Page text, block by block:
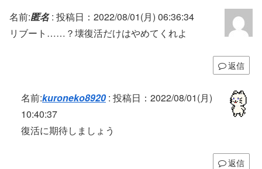
名前:匿名: 投稿日：2022/08/01(月) 06:36:34
リブート……？壊復活だけはやめてくれよ
返信
名前:kuroneko8920: 投稿日：2022/08/01(月)
10:40:37
復活に期待しましょう
返信